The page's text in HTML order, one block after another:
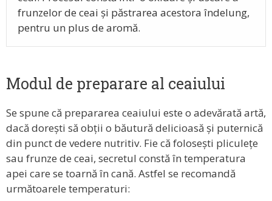
frunzelor de ceai și păstrarea acestora îndelung,
pentru un plus de aromă.
Modul de preparare al ceaiului
Se spune că prepararea ceaiului este o adevărată artă,
dacă dorești să obții o băutură delicioasă și puternică
din punct de vedere nutritiv. Fie că folosești pliculețe
sau frunze de ceai, secretul constă în temperatura
apei care se toarnă în cană. Astfel se recomandă
următoarele temperaturi: